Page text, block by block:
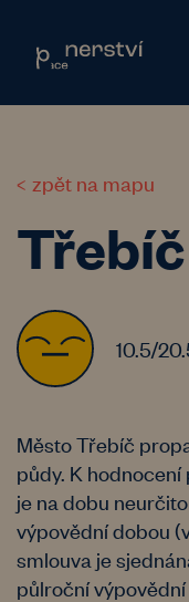
zpět na mapu
Třebíč
10.5/
Město Třebíč
půdy. K hodnocení
je na dobu
výpovědní dobou
smlouva je
půlroční výpovědní